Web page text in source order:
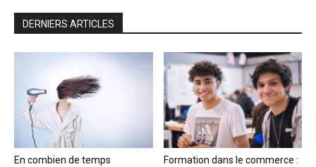
DERNIERS ARTICLES
En combien de temps
Formation dans le commerce :